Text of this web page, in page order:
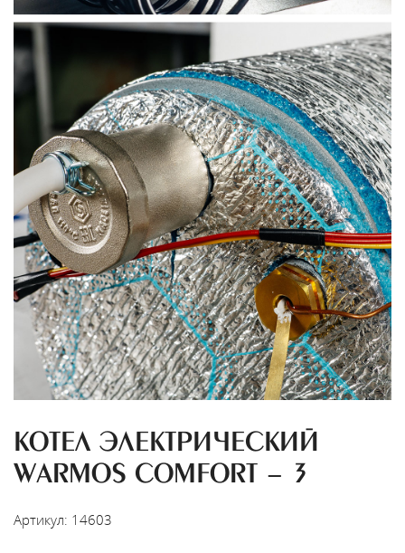
КОТЕЛ ЭЛЕКТРИЧЕСКИЙ
WARMOS COMFORT - 3
Артикул: 14603